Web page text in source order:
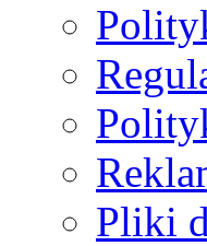
Pliki